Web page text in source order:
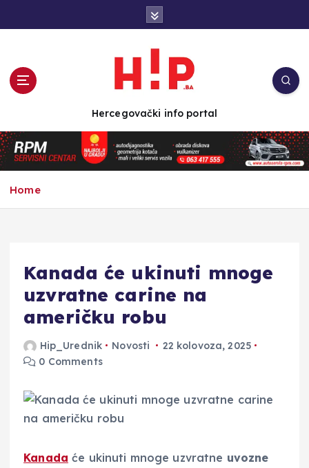
n
t
e
Hercegovački info portal
Home
Kanada će ukinuti mnoge
uzvratne carine na
američku robu
Hip_Urednik Novosti
22 kolovoza, 2025
0 Comments
Kanada će ukinuti mnoge uzvratne uvozne